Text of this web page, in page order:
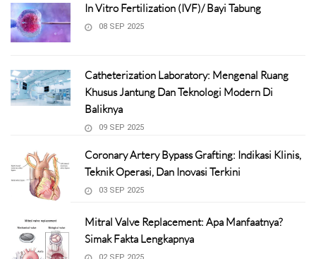
In Vitro Fertilization (IVF)/ Bayi Tabung
08 SEP 2025
Catheterization Laboratory: Mengenal Ruang
Khusus Jantung Dan Teknologi Modern Di
Baliknya
09 SEP 2025
Coronary Artery Bypass Grafting: Indikasi Klinis,
Teknik Operasi, Dan Inovasi Terkini
03 SEP 2025
Mitral Valve Replacement: Apa Manfaatnya?
Simak Fakta Lengkapnya
02 SEP 2025